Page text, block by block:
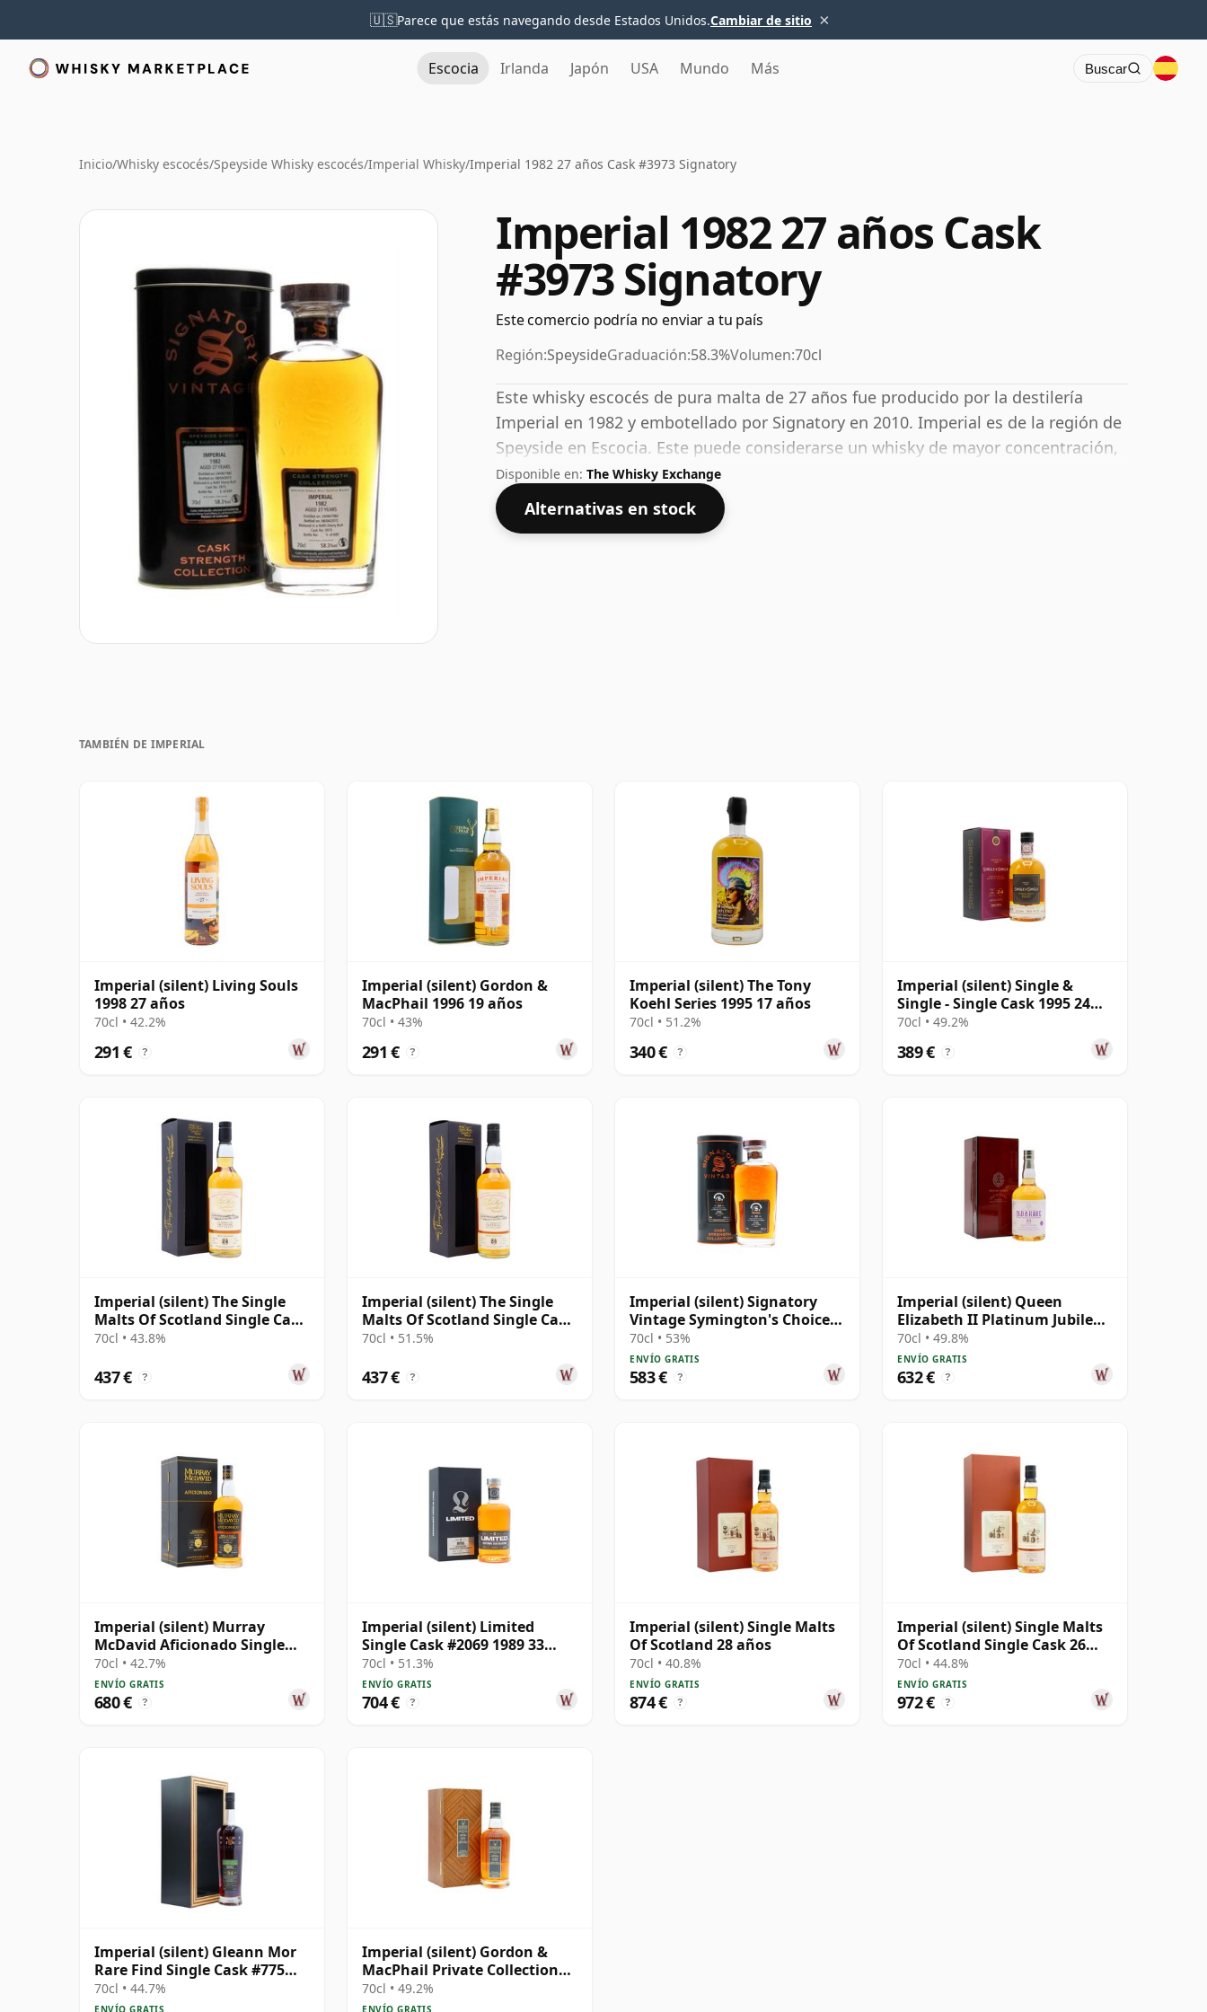
🇺🇸Parece que estás navegando desde Estados Unidos.Cambiar de sitio ×
Escocia Irlanda Japón USA Mundo Más Buscar
Inicio/Whisky escocés/Speyside Whisky escocés/Imperial Whisky/Imperial 1982 27 años Cask #3973 Signatory
Imperial 1982 27 años Cask
#3973 Signatory
Este comercio podría no enviar a tu país
Región:SpeysideGraduación:58.3%Volumen:70cl
Este whisky escocés de pura malta de 27 años fue producido por la destilería
Imperial en 1982 y embotellado por Signatory en 2010. Imperial es de la región de
Speyside en Escocia. Este puede considerarse un whisky de mayor concentración,
con un ABV del 58,3%. Se presenta en el tamaño de embotellado habitual de 70 cl.
Disponible en: The Whisky Exchange
Alternativas en stock
TAMBIÉN DE IMPERIAL
Imperial (silent) Living Souls
1998 27 años
70cl • 42.2%
291 € ?
Imperial (silent) Gordon &
MacPhail 1996 19 años
70cl • 43%
291 € ?
Imperial (silent) The Tony
Koehl Series 1995 17 años
70cl • 51.2%
340 € ?
Imperial (silent) Single &
Single - Single Cask 1995 24
años
70cl • 49.2%
389 € ?
Imperial (silent) The Single
Malts Of Scotland Single Cask
#5869 1994 24 años
70cl • 43.8%
437 € ?
Imperial (silent) The Single
Malts Of Scotland Single Cask
#7898 1995 24 años
70cl • 51.5%
437 € ?
Imperial (silent) Signatory
Vintage Symington's Choice
Single Cask # 1995 30 años
70cl • 53%
ENVÍO GRATIS
583 € ?
Imperial (silent) Queen
Elizabeth II Platinum Jubilee
Hunter Laing's 1998 23 años
70cl • 49.8%
ENVÍO GRATIS
632 € ?
Imperial (silent) Murray
McDavid Aficionado Single
Bourbon Cask #182 1989 35
años
70cl • 42.7%
ENVÍO GRATIS
680 € ?
Imperial (silent) Limited
Single Cask #2069 1989 33
años
70cl • 51.3%
ENVÍO GRATIS
704 € ?
Imperial (silent) Single Malts
Of Scotland 28 años
70cl • 40.8%
ENVÍO GRATIS
874 € ?
Imperial (silent) Single Malts
Of Scotland Single Cask 26
años
70cl • 44.8%
ENVÍO GRATIS
972 € ?
Imperial (silent) Gleann Mor
Rare Find Single Cask #775
1989 34 años
70cl • 44.7%
ENVÍO GRATIS
Imperial (silent) Gordon &
MacPhail Private Collection
Single Cask # 1979 42 años
70cl • 49.2%
ENVÍO GRATIS